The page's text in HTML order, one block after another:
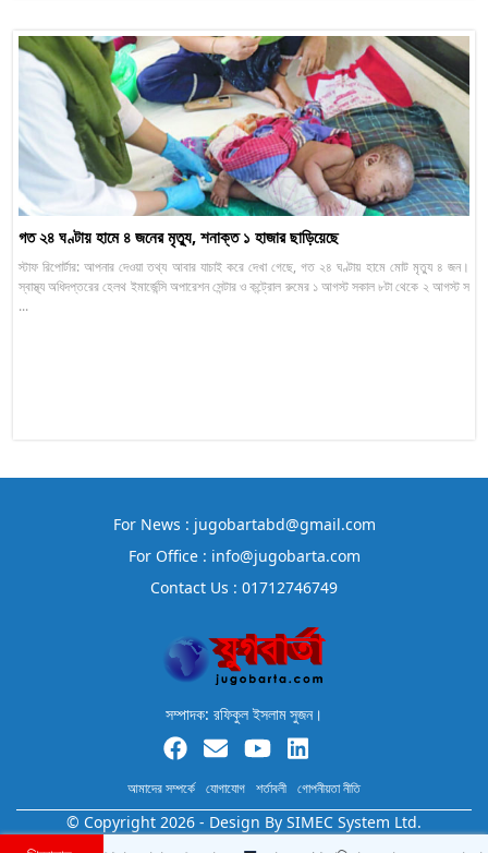
গত ২৪ ঘণ্টায় হামে ৪ জনের মৃত্যু, শনাক্ত ১ হাজার ছাড়িয়েছে
স্টাফ রিপোর্টার: আপনার দেওয়া তথ্য আবার যাচাই করে দেখা গেছে, গত ২৪ ঘণ্টায় হামে মোট মৃত্যু ৪ জন।
স্বাস্থ্য অধিদপ্তরের হেলথ ইমার্জেন্সি অপারেশন সেন্টার ও কন্ট্রোল রুমের ১ আগস্ট সকাল ৮টা থেকে ২ আগস্ট স
...
For News : jugobartabd@gmail.com
For Office : info@jugobarta.com
Contact Us : 01712746749
সম্পাদক: রফিকুল ইসলাম সুজন।
আমাদের সম্পর্কে যোগাযোগ শর্তাবলী গোপনীয়তা নীতি
© Copyright 2026 - Design By SIMEC System Ltd.